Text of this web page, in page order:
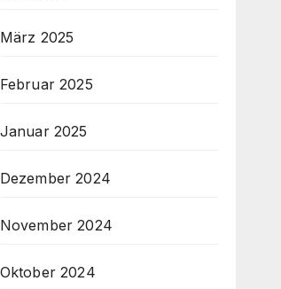
März 2025
Februar 2025
Januar 2025
Dezember 2024
November 2024
Oktober 2024